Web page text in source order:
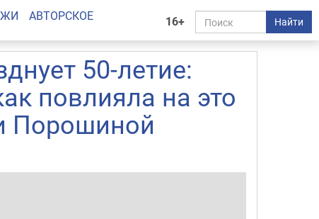
16+ Найти
АВТОРСКОЕ
50-летие:
повлияла на это
Порошиной